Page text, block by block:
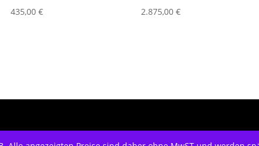
435,00€ 2.875,00€